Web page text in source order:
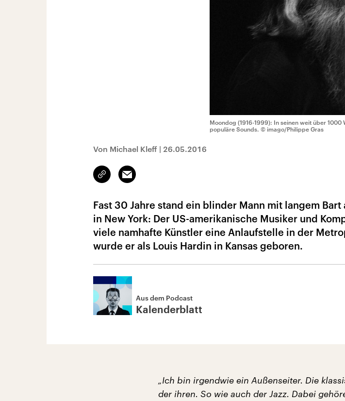
Moondog (1916-1999): In seinen weit über
populäre Sounds. © imago/Philippe Gras
Von Michael Kleff | 26.05.2016
Link
kopieren/teilen
Email
Fast 30 Jahre stand ein blinder Mann mit langem
in New York: Der US-amerikanische Musiker und
viele namhafte Künstler eine Anlaufstelle in der
wurde er als Louis Hardin in Kansas geboren.
Aus dem Podcast
Kalenderblatt
„Ich bin irgendwie ein Außenseiter. Die
der ihren. So wie auch der Jazz. Dabei